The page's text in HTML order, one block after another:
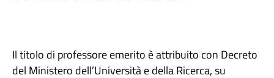
Il titolo di professore emerito è attribuito con Decreto
del Ministero dell’Università e della Ricerca, su